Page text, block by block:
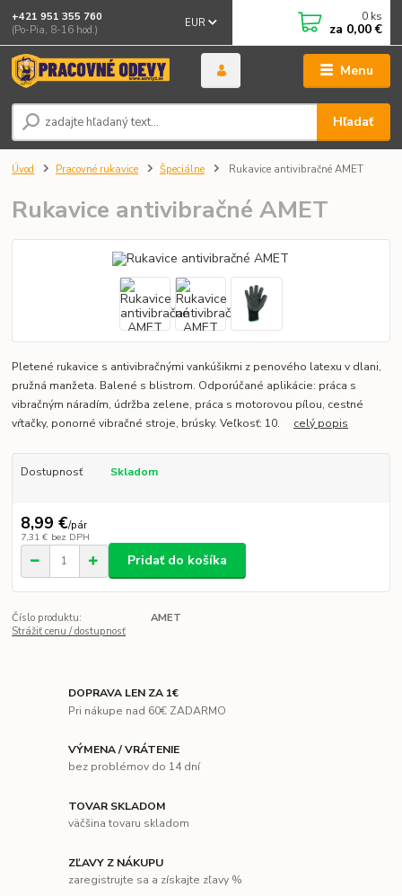
Menu
EUR
Hľadať
+421 951 355 760
(Po-Pia, 8-16 hod.)
0 ks
za 0,00 €
Úvod Pracovné rukavice Špeciálne Rukavice antivibračné AMET
Rukavice antivibračné AMET
Pletené rukavice s antivibračnými vankúšikmi z penového latexu v dlani,
pružná manžeta. Balené s blistrom. Odporúčané aplikácie: práca s
vibračným náradím, údržba zelene, práca s motorovou pílou, cestné
vŕtačky, ponorné vibračné stroje, brúsky. Veľkosť: 10. celý popis
Dostupnosť Skladom
8,99 €/pár
7,31 € bez DPH
Pridať do košíka
Číslo produktu:
AMET
Strážiť cenu / dostupnosť
DOPRAVA LEN ZA 1€
Pri nákupe nad 60€ ZADARMO
VÝMENA / VRÁTENIE
bez problémov do 14 dní
TOVAR SKLADOM
väčšina tovaru skladom
ZĽAVY Z NÁKUPU
zaregistrujte sa a získajte zľavy %